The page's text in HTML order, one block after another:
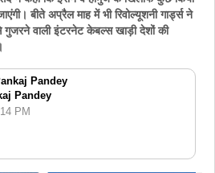
बीते अप्रैल माह में भी रिवोल्यूशनी गार्ड्स ने
गुजरने वाली इंटरनेट केबल्स खाड़ी देशों की
Pandey
Pandey
PM